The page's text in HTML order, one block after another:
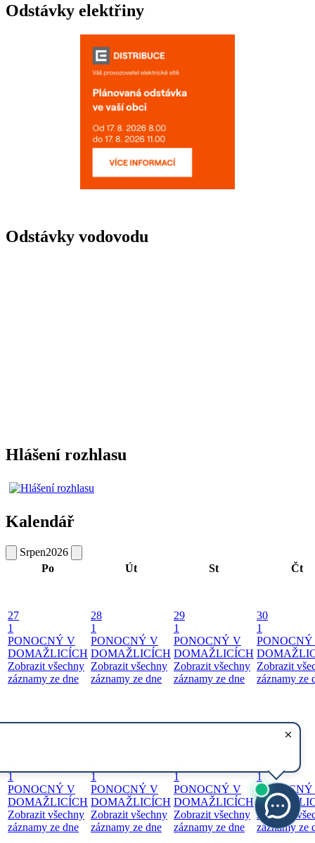
Odstávky elektřiny
Odstávky vodovodu
Hlášení rozhlasu
Kalendář
Srpen2026
Po
Út St Čt
27
1
PONOCNÝ V
DOMAŽLICÍCH
Zobrazit všechny
záznamy ze dne
28
1
PONOCNÝ V
DOMAŽLICÍCH
Zobrazit všechny
záznamy ze dne
29
1
PONOCNÝ V
DOMAŽLICÍCH
Zobrazit všechny
záznamy ze dne
30
1
Zobrazit
záznamy ze
1
PONOCNÝ V
DOMAŽLICÍCH
Zobrazit všechny
záznamy ze dne
1
PONOCNÝ V
DOMAŽLICÍCH
Zobrazit všechny
záznamy ze dne
1
PONOCNÝ V
DOMAŽLICÍCH
Zobrazit všechny
záznamy ze dne
1
Zobrazit
záznamy ze